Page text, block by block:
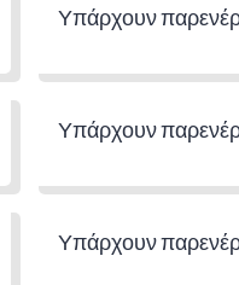
Υπάρχουν
Υπάρχουν
Υπάρχουν